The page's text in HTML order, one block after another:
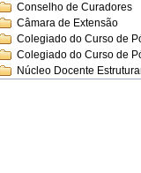
Conselho de Curadores
Câmara de Extensão
Colegiado do Curso de
Colegiado do Curso de
Núcleo Docente